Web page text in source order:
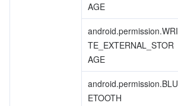
AGE
android.permission.WRI
TE_EXTERNAL_STOR
AGE
android.permission.BLU
ETOOTH